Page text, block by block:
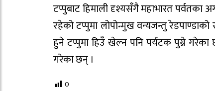
टप्पुबाट हिमाली दृश्यसँगै महाभारत पर्वतका
रहेको टप्पुमा लोपोन्मुख वन्यजन्तु रेडपाण्डाको
हुने टप्पुमा हिउँ खेल्न पनि पर्यटक पुग्ने गरेका
गरेका छन् ।
0